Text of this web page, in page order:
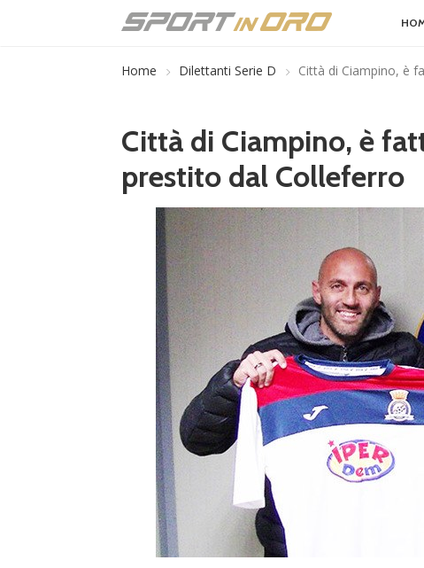
Home Dilettanti Serie D Città di Ciampino, è
Città di Ciampino, è
prestito dal Colleferro